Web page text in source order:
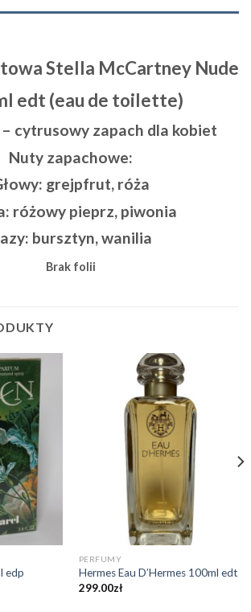
Stella McCartney Nude
edt (eau de toilette)
cytrusowy zapach dla kobiet
Nuty zapachowe:
grejpfrut, róża
różowy pieprz, piwonia
bursztyn, wanilia
Brak folii
edp
PERFUMY
Hermes Eau D’Hermes 100ml edt
299.00zł